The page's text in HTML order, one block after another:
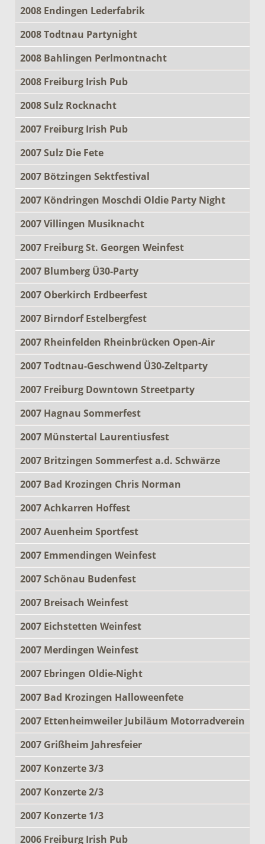
2008 Endingen Lederfabrik
2008 Todtnau Partynight
2008 Bahlingen Perlmontnacht
2008 Freiburg Irish Pub
2008 Sulz Rocknacht
2007 Freiburg Irish Pub
2007 Sulz Die Fete
2007 Bötzingen Sektfestival
2007 Köndringen Moschdi Oldie Party Night
2007 Villingen Musiknacht
2007 Freiburg St. Georgen Weinfest
2007 Blumberg Ü30-Party
2007 Oberkirch Erdbeerfest
2007 Birndorf Estelbergfest
2007 Rheinfelden Rheinbrücken Open-Air
2007 Todtnau-Geschwend Ü30-Zeltparty
2007 Freiburg Downtown Streetparty
2007 Hagnau Sommerfest
2007 Münstertal Laurentiusfest
2007 Britzingen Sommerfest a.d. Schwärze
2007 Bad Krozingen Chris Norman
2007 Achkarren Hoffest
2007 Auenheim Sportfest
2007 Emmendingen Weinfest
2007 Schönau Budenfest
2007 Breisach Weinfest
2007 Eichstetten Weinfest
2007 Merdingen Weinfest
2007 Ebringen Oldie-Night
2007 Bad Krozingen Halloweenfete
2007 Ettenheimweiler Jubiläum Motorradverein
2007 Grißheim Jahresfeier
2007 Konzerte 3/3
2007 Konzerte 2/3
2007 Konzerte 1/3
2006 Freiburg Irish Pub